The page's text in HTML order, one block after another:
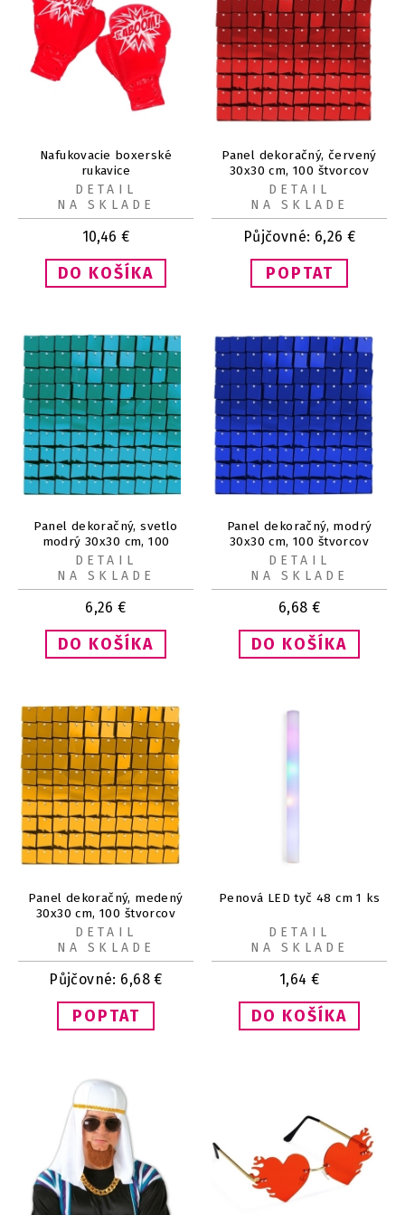
Nafukovacie boxerské
rukavice
10,46 €
DETAIL
NA SKLADE
Panel dekoračný, červený
30x30 cm, 100 štvorcov
Půjčovné: 6,26 €
POPTAT
DETAIL
NA SKLADE
Panel dekoračný, svetlo
modrý 30x30 cm, 100
štvorcov
6,26 €
DETAIL
NA SKLADE
Panel dekoračný, modrý
30x30 cm, 100 štvorcov
6,68 €
DETAIL
NA SKLADE
Panel dekoračný, medený
30x30 cm, 100 štvorcov
Půjčovné: 6,68€
POPTAT
DETAIL
NA SKLADE
Penová LED tyč 48 cm 1 ks
1,64 €
DETAIL
NA SKLADE